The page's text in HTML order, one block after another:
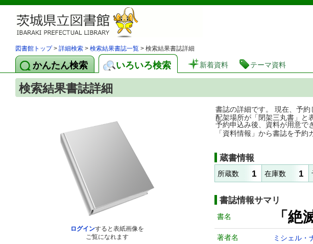
茨城県立図書館 蔵
図書館トップ> 詳細検索 > 検索結果書誌一覧 > 検索結果書誌詳細
かんたん検索 いろいろ検索 新着資料 テーマ資料
検索結果書誌詳細
ログインすると表紙画像を
ご覧になれます
書誌の詳細です。 現在、予約
配架場所が「閉架三丸書」と
予約申込み後、資料が用意で
「資料情報」から書誌を予約
蔵書情報
所蔵数 1 在庫数 1
書誌情報サマリ
書名 「
著者名 ミシェル・